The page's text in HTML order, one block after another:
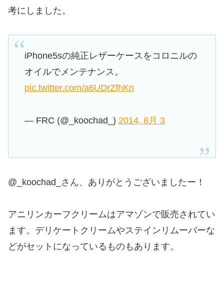
考にしました。
iPhone5sの純正レザーケースをコロニルの
オイルでメンテナンス。
pic.twitter.com/a6UDrZfhKn
— FRC (@_koochad_) 2014, 8月 3
@_koochad_さん、ありがとうございましたー！
アニリンカーフクリームはアマゾンで販売されてい
ます。デリケートクリームやステインリムーバーな
どがセットになっているものもあります。